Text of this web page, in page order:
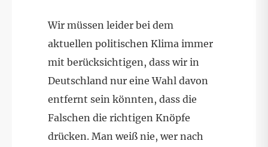
Wir müssen leider bei dem
aktuellen politischen Klima immer
mit berücksichtigen, dass wir in
Deutschland nur eine Wahl davon
entfernt sein könnten, dass die
Falschen die richtigen Knöpfe
drücken. Man weiß nie, wer nach